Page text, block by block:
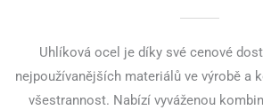
Uhlíková ocel je díky své cenové
nejpoužívanějších materiálů ve výrobě a
všestrannost. Nabízí vyváženou